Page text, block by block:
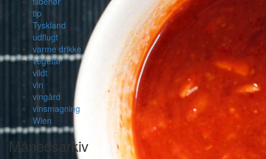
tip
Tyskland
udflugt
varme drikke
vegetar
vildt
vin
vingård
vinsmagning
Wien
Månedsarkiv